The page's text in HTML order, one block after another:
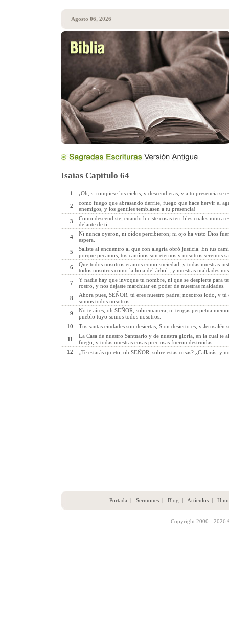
Agosto 06, 2026
Isaías Capítulo 64
1 ¡Oh, si rompiese los cielos, y descendieras, y a tu presencia se
2
como fuego que abrasando derrite, fuego que hace hervir el
enemigos, y los gentiles temblasen a tu presencia!
3
Como descendiste, cuando hiciste cosas terribles cuales nunca
delante de ti.
4
Ni nunca oyeron, ni oídos percibieron; ni ojo ha visto Dios
espera.
5
Saliste al encuentro al que con alegría obró justicia. En tus
porque pecamos; tus caminos son eternos y nosotros seremos
6
Que todos nosotros eramos como suciedad, y todas nuestras
todos nosotros como la hoja del árbol ; y nuestras maldades
7
Y nadie hay que invoque tu nombre, ni que se despierte para
rostro, y nos dejaste marchitar en poder de nuestras maldades.
8
Ahora pues, SEÑOR, tú eres nuestro padre; nosotros lodo, y
somos todos nosotros.
9
No te aíres, oh SEÑOR, sobremanera; ni tengas perpetua
pueblo tuyo somos todos nosotros.
10
Tus santas ciudades son desiertas, Sion desierto es, y Jerusalén
11
La Casa de nuestro Santuario y de nuestra gloria, en la cual te
fuego; y todas nuestras cosas preciosas fueron destruidas.
12
¿Te estarás quieto, oh SEÑOR, sobre estas cosas? ¿Callarás, y
Portada | Sermones| Blog | Artículos|
Copyright 2000 - 2026